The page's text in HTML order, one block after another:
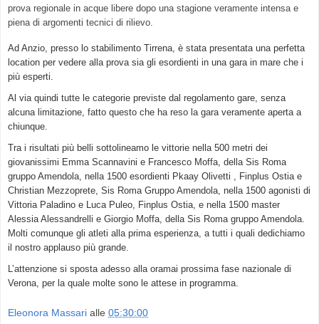
prova regionale in acque libere dopo una stagione veramente intensa e
piena di argomenti tecnici di rilievo.
Ad Anzio, presso lo stabilimento Tirrena, è stata presentata una perfetta
location per vedere alla prova sia gli esordienti in una gara in mare che i
più esperti.
Al via quindi tutte le categorie previste dal regolamento gare, senza
alcuna limitazione, fatto questo che ha reso la gara veramente aperta a
chiunque.
Tra i risultati più belli sottolineamo le vittorie nella 500 metri dei
giovanissimi Emma Scannavini e Francesco Moffa, della Sis Roma
gruppo Amendola, nella 1500 esordienti Pkaay Olivetti , Finplus Ostia e
Christian Mezzoprete, Sis Roma Gruppo Amendola, nella 1500 agonisti di
Vittoria Paladino e Luca Puleo, Finplus Ostia, e nella 1500 master
Alessia Alessandrelli e Giorgio Moffa, della Sis Roma gruppo Amendola.
Molti comunque gli atleti alla prima esperienza, a tutti i quali dedichiamo
il nostro applauso più grande.
L’attenzione si sposta adesso alla oramai prossima fase nazionale di
Verona, per la quale molte sono le attese in programma.
Eleonora Massari alle 05:30:00